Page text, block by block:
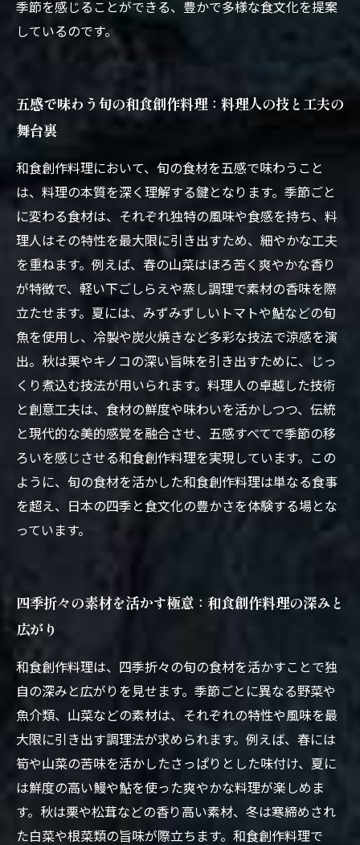
季節を感じることができる、豊かで多様な食文化を提案
しているのです。
五感で味わう旬の和食創作料理：料理人の技と工夫の
舞台裏
和食創作料理において、旬の食材を五感で味わうこと
は、料理の本質を深く理解する鍵となります。季節ごと
に変わる食材は、それぞれ独特の風味や食感を持ち、料
理人はその特性を最大限に引き出すため、細やかな工夫
を重ねます。例えば、春の山菜はほろ苦く爽やかな香り
が特徴で、軽い下ごしらえや蒸し調理で素材の香味を際
立たせます。夏には、みずみずしいトマトや鮎などの旬
魚を使用し、冷製や炭火焼きなど多彩な技法で涼感を演
出。秋は栗やキノコの深い旨味を引き出すために、じっ
くり煮込む技法が用いられます。料理人の卓越した技術
と創意工夫は、食材の鮮度や味わいを活かしつつ、伝統
と現代的な美的感覚を融合させ、五感すべてで季節の移
ろいを感じさせる和食創作料理を実現しています。この
ように、旬の食材を活かした和食創作料理は単なる食事
を超え、日本の四季と食文化の豊かさを体験する場とな
っています。
四季折々の素材を活かす極意：和食創作料理の深みと
広がり
和食創作料理は、四季折々の旬の食材を活かすことで独
自の深みと広がりを見せます。季節ごとに異なる野菜や
魚介類、山菜などの素材は、それぞれの特性や風味を最
大限に引き出す調理法が求められます。例えば、春には
筍や山菜の苦味を活かしたさっぱりとした味付け、夏に
は鮮度の高い鰻や鮎を使った爽やかな料理が楽しめま
す。秋は栗や松茸などの香り高い素材、冬は寒締めされ
た白菜や根菜類の旨味が際立ちます。和食創作料理で